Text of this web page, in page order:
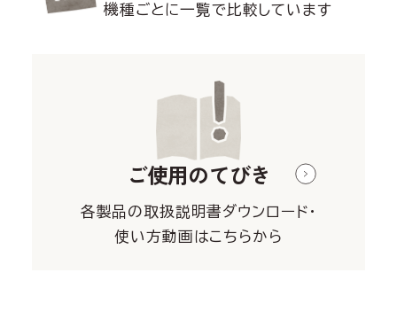
機種ごとに一覧で比較しています
ご使用のてびき
各製品の取扱説明書ダウンロード・
使い方動画はこちらから